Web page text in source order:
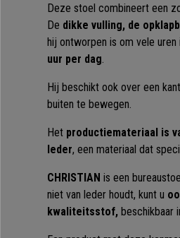
Deze stoel combineert een
De dikke vulling, de
hij ontworpen is om vele
uur per dag.
Hij beschikt ook over een
buiten te bewegen.
Het productiemateriaal is
leder, een materiaal dat
CHRISTIAN is een
niet van leder houdt, kunt u
kwaliteitsstof, beschikbaar